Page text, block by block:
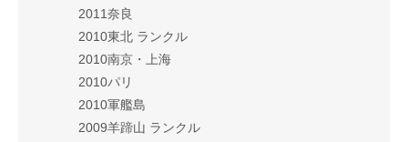
2011奈良
2010東北 ランクル
2010南京・上海
2010パリ
2010軍艦島
2009羊蹄山 ランクル